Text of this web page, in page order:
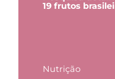
19 frutos
Nutrição